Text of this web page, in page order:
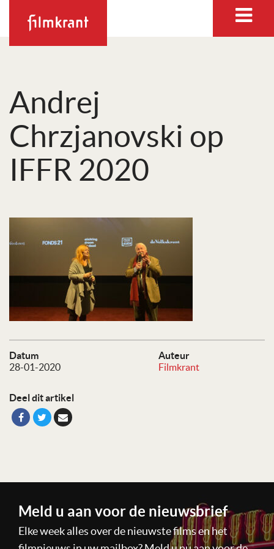
Andrej
Chrzjanovski op
IFFR 2020
Datum
28-01-2020
Auteur
Filmkrant
Deel dit artikel
Meld u aan voor de nieuwsbrief
Elke week alles over de nieuwste films en het